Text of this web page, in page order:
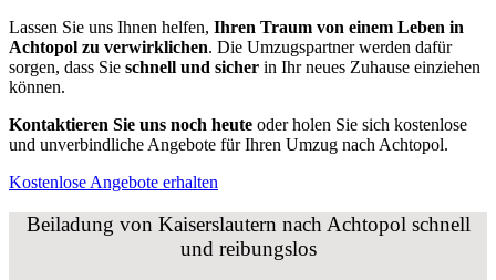
Lassen Sie uns Ihnen helfen, Ihren Traum von einem Leben in
Achtopol zu verwirklichen. Die Umzugspartner werden dafür
sorgen, dass Sie schnell und sicher in Ihr neues Zuhause einziehen
können.
Kontaktieren Sie uns noch heute oder holen Sie sich kostenlose
und unverbindliche Angebote für Ihren Umzug nach Achtopol.
Kostenlose Angebote erhalten
Beiladung von Kaiserslautern nach Achtopol schnell
und reibungslos